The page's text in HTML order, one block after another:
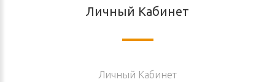
Личный Кабинет
Личный Кабинет